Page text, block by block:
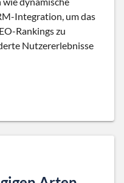
Integration, um das
Rankings zu
Nutzererlebnisse